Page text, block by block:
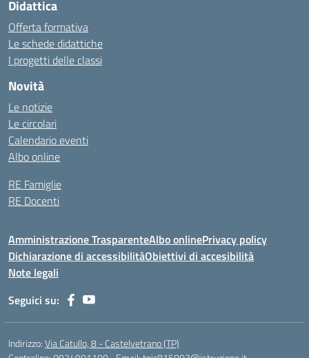
Didattica
Offerta formativa
Le schede didattiche
I progetti delle classi
Novità
Le notizie
Le circolari
Calendario eventi
Albo online
RE Famiglie
RE Docenti
Amministrazione TrasparenteAlbo onlinePrivacy policy
Dichiarazione di accessibilitàObiettivi di accesibilità
Note legali
Seguici su:
Indirizzo:Via Catullo, 8 - Castelvetrano (TP)